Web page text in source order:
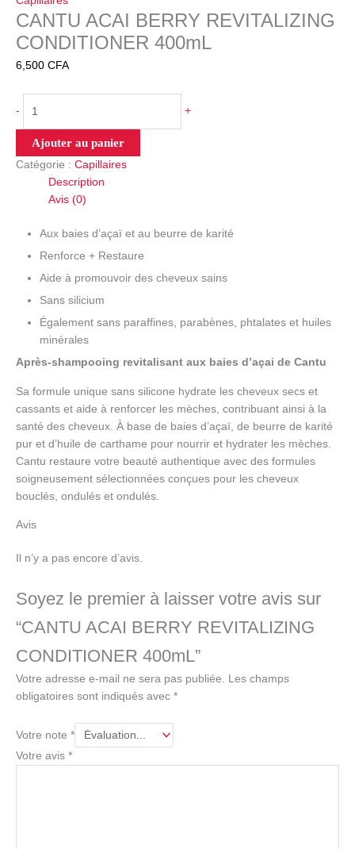
CANTU ACAI BERRY REVITALIZING
CONDITIONER 400mL
6,500 CFA
- +
Ajouter au panier
Catégorie : Capillaires
Description
Avis (0)
Aux baies d’açaï et au beurre de karité
Renforce + Restaure
Aide à promouvoir des cheveux sains
Sans silicium
Également sans paraffines, parabènes, phtalates et huiles
minérales
Après-shampooing revitalisant aux baies d’açai de Cantu
Sa formule unique sans silicone hydrate les cheveux secs et
cassants et aide à renforcer les mèches, contribuant ainsi à la
santé des cheveux. À base de baies d’açaï, de beurre de karité
pur et d’huile de carthame pour nourrir et hydrater les mèches.
Cantu restaure votre beauté authentique avec des formules
soigneusement sélectionnées conçues pour les cheveux
bouclés, ondulés et ondulés.
Avis
Il n’y a pas encore d’avis.
Soyez le premier à laisser votre avis sur
“CANTU ACAI BERRY REVITALIZING
CONDITIONER 400mL”
Votre adresse e-mail ne sera pas publiée. Les champs
obligatoires sont indiqués avec *
Votre note *
Votre avis *